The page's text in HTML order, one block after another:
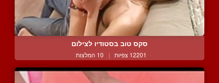
סקס טוב בסטודיו לצילום
12201 צפיות | 10 המלצות